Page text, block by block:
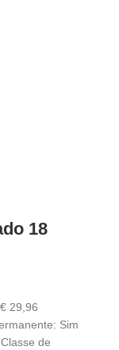
18
29,96
Sim
de